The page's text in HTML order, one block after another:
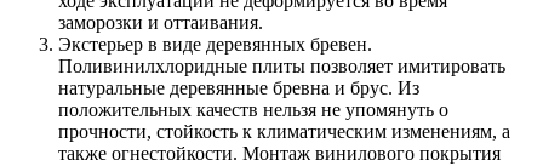
заморозки и оттаивания.
Экстерьер в виде деревянных бревен.
Поливинилхлоридные плиты позволяет имитировать
натуральные деревянные бревна и брус. Из
положительных качеств нельзя не упомянуть о
прочности, стойкость к климатическим изменениям, а
также огнестойкости. Монтаж винилового покрытия